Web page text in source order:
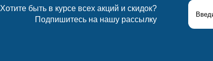
Хотите быть в курсе всех акций и скидок?
Подпишитесь на нашу рассылку